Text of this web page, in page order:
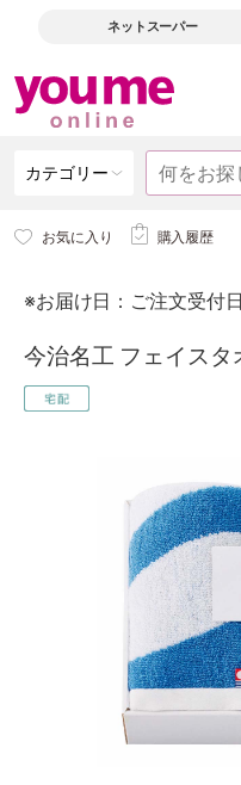
ネットスーパー
カテゴリー
お気に入り 購入履歴
※お届け日：ご注文受付
今治名工 フェイスタ